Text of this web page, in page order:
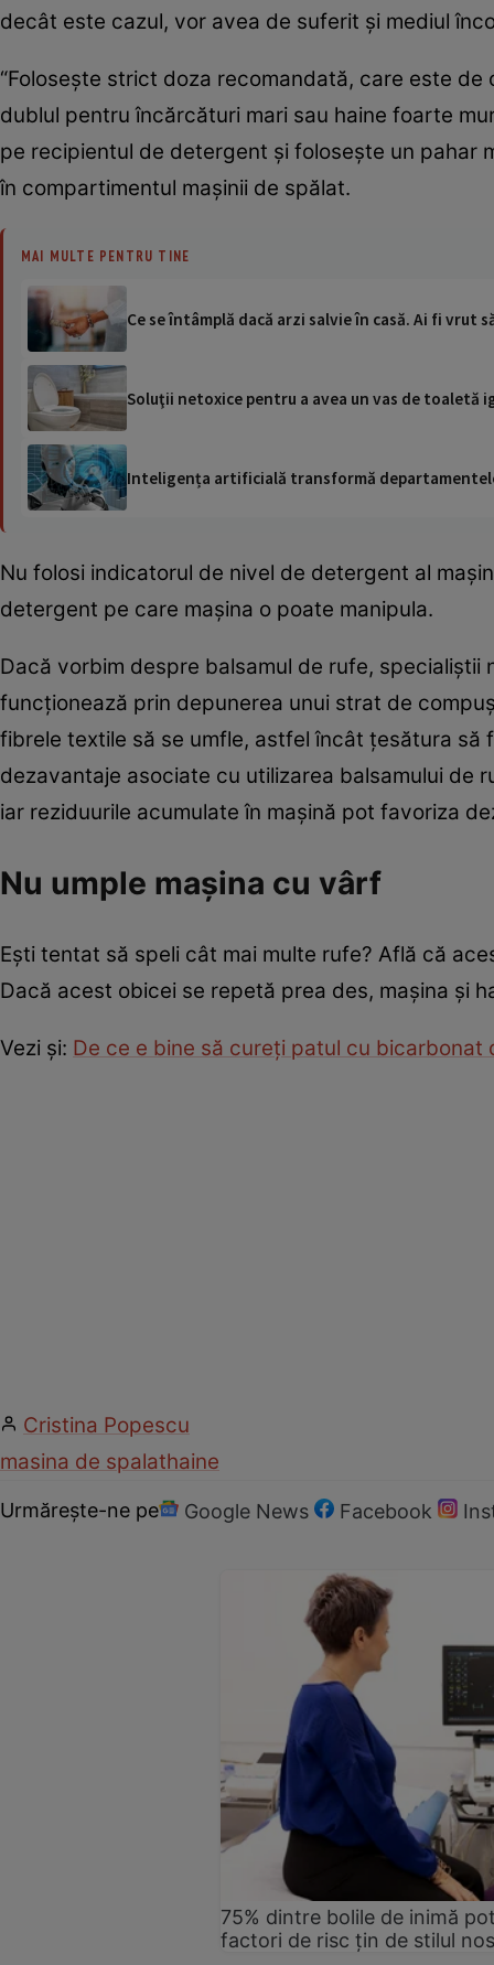
decât este cazul, vor avea de suferit şi mediul
“Folosește strict doza recomandată, care este
dublul pentru încărcături mari sau haine foarte
pe recipientul de detergent și folosește un
în compartimentul mașinii de spălat.
MAI MULTE PENTRU TINE
Ce se întâmplă dacă arzi salvie în casă. Ai fi vrut
Soluţii netoxice pentru a avea un vas de toaletă
Inteligența artificială transformă
Nu folosi indicatorul de nivel de detergent al
detergent pe care mașina o poate manipula.
Dacă vorbim despre balsamul de rufe,
funcționează prin depunerea unui strat de
fibrele textile să se umfle, astfel încât țesătura să
dezavantaje asociate cu utilizarea balsamului de
iar reziduurile acumulate în mașină pot favoriza
Nu umple maşina cu vârf
Eşti tentat să speli cât mai multe rufe? Află că
Dacă acest obicei se repetă prea des, maşina şi
Vezi şi: De ce e bine să cureţi patul cu bicarbonat
Cristina Popescu
masina de spalathaine
Urmărește-ne pe Google News Facebook
75% dintre bolile de inimă
factori de risc țin de stilul